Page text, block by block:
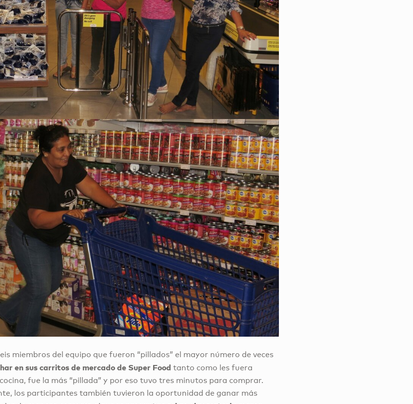
miembros del equipo que fueron “pillados” el mayor número de veces
en sus carritos de mercado de Super Food tanto como les fuera
fue la más “pillada” y por eso tuvo tres minutos para comprar.
los participantes también tuvieron la oportunidad de ganar más